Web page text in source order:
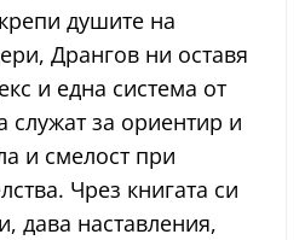
душите на
Дрангов ни оставя
и една система от
служат за ориентир и
и смелост при
Чрез книгата си
дава наставления,